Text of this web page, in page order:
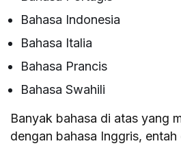
Bahasa Indonesia
Bahasa Italia
Bahasa Prancis
Bahasa Swahili
Banyak bahasa di atas yang
dengan bahasa Inggris,